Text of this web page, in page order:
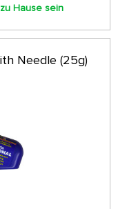
Hause sein
Needle (25g)